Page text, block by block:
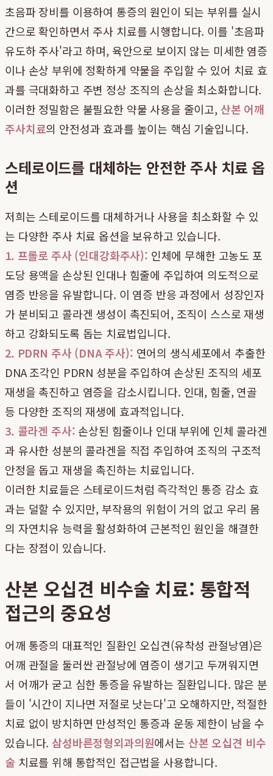
초음파 장비를 이용하여 통증의 원인이 되는 부위를 실시
간으로 확인하면서 주사 치료를 시행합니다. 이를 '초음파
유도하 주사'라고 하며, 육안으로 보이지 않는 미세한 염증
이나 손상 부위에 정확하게 약물을 주입할 수 있어 치료 효
과를 극대화하고 주변 정상 조직의 손상을 최소화합니다.
이러한 정밀함은 불필요한 약물 사용을 줄이고, 산본 어깨
주사치료의 안전성과 효과를 높이는 핵심 기술입니다.
스테로이드를 대체하는 안전한 주사 치료 옵
션
저희는 스테로이드를 대체하거나 사용을 최소화할 수 있
는 다양한 주사 치료 옵션을 보유하고 있습니다.
1. 프롤로 주사 (인대강화주사): 인체에 무해한 고농도 포
도당 용액을 손상된 인대나 힘줄에 주입하여 의도적으로
염증 반응을 유발합니다. 이 염증 반응 과정에서 성장인자
가 분비되고 콜라겐 생성이 촉진되어, 조직이 스스로 재생
하고 강화되도록 돕는 치료법입니다.
2. PDRN 주사 (DNA 주사): 연어의 생식세포에서 추출한
DNA 조각인 PDRN 성분을 주입하여 손상된 조직의 세포
재생을 촉진하고 염증을 감소시킵니다. 인대, 힘줄, 연골
등 다양한 조직의 재생에 효과적입니다.
3. 콜라겐 주사: 손상된 힘줄이나 인대 부위에 인체 콜라겐
과 유사한 성분의 콜라겐을 직접 주입하여 조직의 구조적
안정을 돕고 재생을 촉진하는 치료입니다.
이러한 치료들은 스테로이드처럼 즉각적인 통증 감소 효
과는 덜할 수 있지만, 부작용의 위험이 거의 없고 우리 몸
의 자연치유 능력을 활성화하여 근본적인 원인을 해결한
다는 장점이 있습니다.
산본 오십견 비수술 치료: 통합적
접근의 중요성
어깨 통증의 대표적인 질환인 오십견(유착성 관절낭염)은
어깨 관절을 둘러싼 관절낭에 염증이 생기고 두꺼워지면
서 어깨가 굳고 심한 통증을 유발하는 질환입니다. 많은 분
들이 '시간이 지나면 저절로 낫는다'고 오해하지만, 적절한
치료 없이 방치하면 만성적인 통증과 운동 제한이 남을 수
있습니다.삼성바른정형외과의원에서는 산본 오십견 비수
술치료를 위해 통합적인 접근법을 사용합니다.